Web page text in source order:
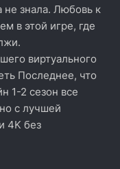
не знала. Любовь к
в этой игре, где
виртуального
Последнее, что
1-2 сезон все
с лучшей
4K без